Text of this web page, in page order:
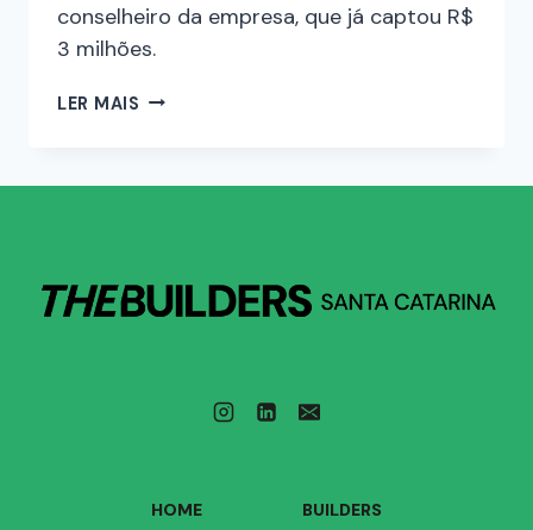
conselheiro da empresa, que já captou R$
3 milhões.
LER MAIS
HOME BUILDERS